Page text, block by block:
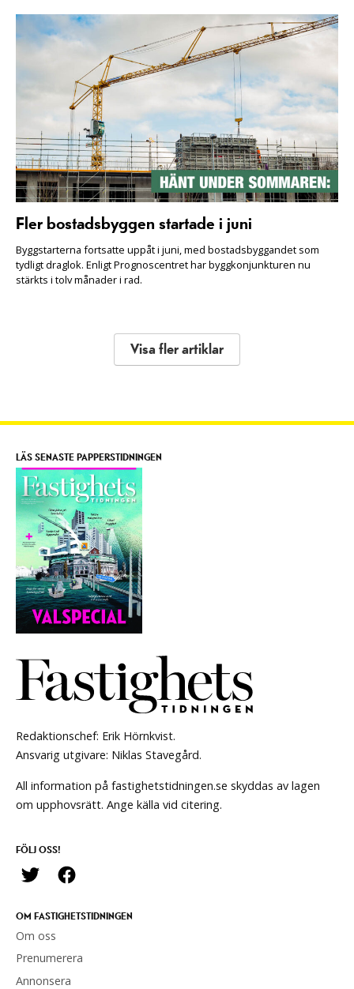
Fler bostadsbyggen startade i juni
Byggstarterna fortsatte uppåt i juni, med bostadsbyggandet som
tydligt draglok. Enligt Prognoscentret har byggkonjunkturen nu
stärkts i tolv månader i rad.
Visa fler artiklar
Redaktionschef: Erik Hörnkvist.
Ansvarig utgivare: Niklas Stavegård.
All information på fastighetstidningen.se skyddas av lagen
om upphovsrätt. Ange källa vid citering.
FÖLJ OSS!
OM FASTIGHETSTIDNINGEN
Om oss
Prenumerera
Annonsera
LÄS SENASTE PAPPERSTIDNINGEN